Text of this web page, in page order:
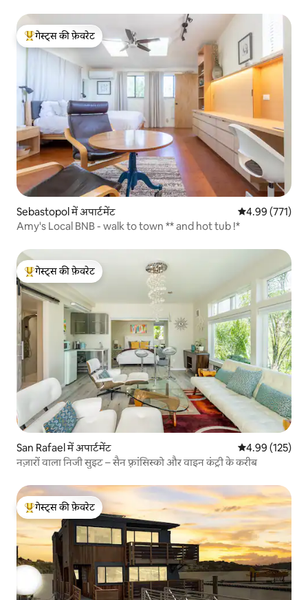
गेस्ट्स का टॉप फ़ेवरेट
गेस्ट्स की फ़ेवरेट
Sebastopol में अपार्टमेंट औसत रेटिंग 5 में से
4.99 (771)
Amy's Local BNB - walk to town ** and hot tub !*
गेस्ट्स का टॉप फ़ेवरेट
गेस्ट्स की फ़ेवरेट
San Rafael में अपार्टमेंट औसत रेटिंग 5 में से
4.99 (125)
नज़ारों वाला निजी सुइट – सैन फ़्रांसिस्को और वाइन कंट्री के करीब
गेस्ट्स का टॉप फ़ेवरेट
गेस्ट्स की फ़ेवरेट